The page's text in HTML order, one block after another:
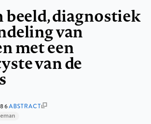
diagnostiek
van
met een
van de
ABSTRACT